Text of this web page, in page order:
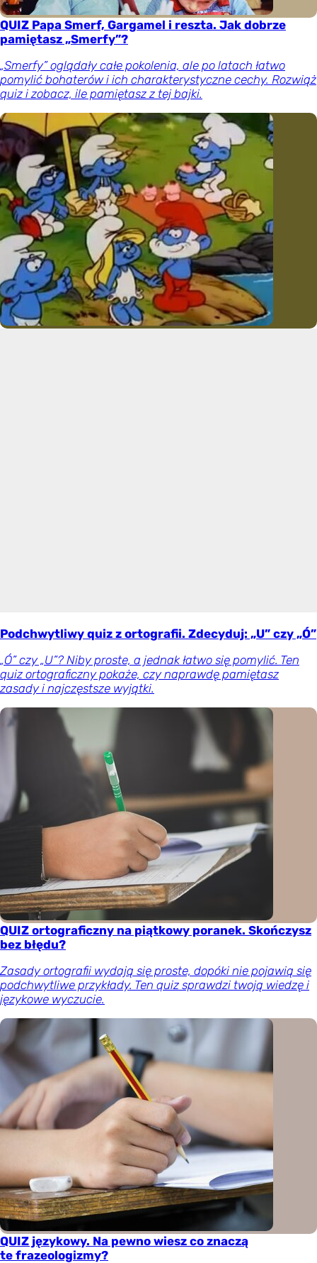
QUIZ Papa Smerf, Gargamel i reszta. Jak dobrze
pamiętasz „Smerfy”?
„Smerfy” oglądały całe pokolenia, ale po latach łatwo
pomylić bohaterów i ich charakterystyczne cechy. Rozwiąż
quiz i zobacz, ile pamiętasz z tej bajki.
Podchwytliwy quiz z ortografii. Zdecyduj: „U” czy „Ó”
„Ó” czy „U”? Niby proste, a jednak łatwo się pomylić. Ten
quiz ortograficzny pokaże, czy naprawdę pamiętasz
zasady i najczęstsze wyjątki.
QUIZ ortograficzny na piątkowy poranek. Skończysz
bez błędu?
Zasady ortografii wydają się proste, dopóki nie pojawią się
podchwytliwe przykłady. Ten quiz sprawdzi twoją wiedzę i
językowe wyczucie.
QUIZ językowy. Na pewno wiesz co znaczą
te frazeologizmy?